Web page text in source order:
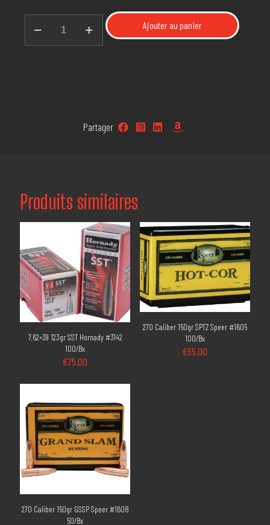
quantité
Ajouter au panier
Partager
Produits similaires
7.62×39 123gr SST Hornady #3142
100/Bx
€75.00
270 Caliber 150gr SPTZ Speer #1605
100/Bx
€55.00
270 Caliber 150gr GSSP Speer #1608
50/Bx